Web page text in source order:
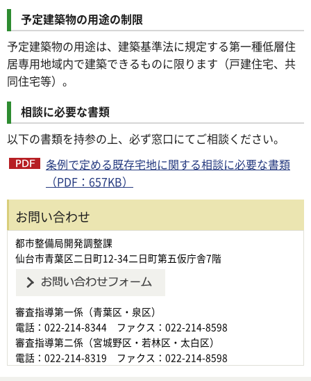
予定建築物の用途の制限
予定建築物の用途は、建築基準法に規定する第一種低層住
居専用地域内で建築できるものに限ります（戸建住宅、共
同住宅等）。
相談に必要な書類
以下の書類を持参の上、必ず窓口にてご相談ください。
条例で定める既存宅地に関する相談に必要な書類
（PDF：657KB）
お問い合わせ
都市整備局開発調整課
仙台市青葉区二日町12-34二日町第五仮庁舎7階
審査指導第一係（青葉区・泉区）
電話：022-214-8344 ファクス：022-214-8598
審査指導第二係（宮城野区・若林区・太白区）
電話：022-214-8319 ファクス：022-214-8598